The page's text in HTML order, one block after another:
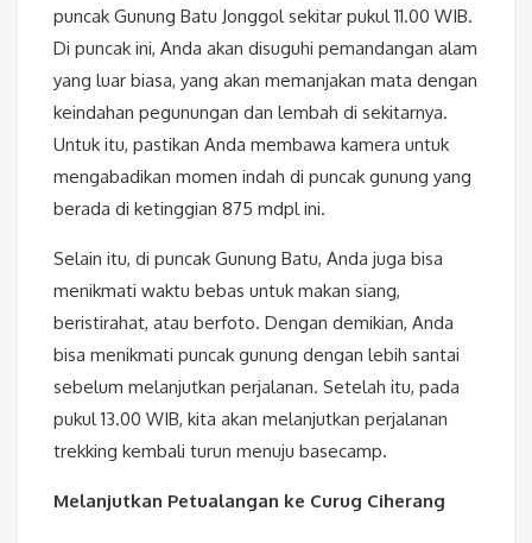
puncak Gunung Batu Jonggol sekitar pukul 11.00 WIB.
Di puncak ini, Anda akan disuguhi pemandangan alam
yang luar biasa, yang akan memanjakan mata dengan
keindahan pegunungan dan lembah di sekitarnya.
Untuk itu, pastikan Anda membawa kamera untuk
mengabadikan momen indah di puncak gunung yang
berada di ketinggian 875 mdpl ini.
Selain itu, di puncak Gunung Batu, Anda juga bisa
menikmati waktu bebas untuk makan siang,
beristirahat, atau berfoto. Dengan demikian, Anda
bisa menikmati puncak gunung dengan lebih santai
sebelum melanjutkan perjalanan. Setelah itu, pada
pukul 13.00 WIB, kita akan melanjutkan perjalanan
trekking kembali turun menuju basecamp.
Melanjutkan Petualangan ke Curug Ciherang